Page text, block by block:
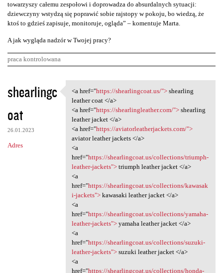
towarzyszy całemu zespołowi i doprowadza do absurdalnych sytuacji:
dziewczyny wstydzą się poprawić sobie rajstopy w pokoju, bo wiedzą, że
ktoś to gdzieś zapisuje, monitoruje, ogląda” – komentuje Marta.
A jak wygląda nadzór w Twojej pracy?
praca kontrolowana
K
o
m
e
n
shearlingc
oat
26.01.2023
Adres
<a href="https:/
<a href="https://shearlingcoat.us/">shearling
leather coat </a>
<a href="https://shearlingleather.com/">shearling
leather jacket </a>
<a href="https://aviatorleatherjackets.com/">
aviator leather jackets </a>
<a
href="https://shearlingcoat.us/collections/triumph-
leather-jackets">triumph leather jacket </a>
<a
href="https://shearlingcoat.us/collections/kawasak
i-jackets">kawasaki leather jacket </a>
<a
href="https://shearlingcoat.us/collections/yamaha-
leather-jackets">yamaha leather jacket </a>
<a
href="https://shearlingcoat.us/collections/suzuki-
leather-jackets">suzuki leather jacket </a>
<a
href="https://shearlingcoat.us/collections/honda-